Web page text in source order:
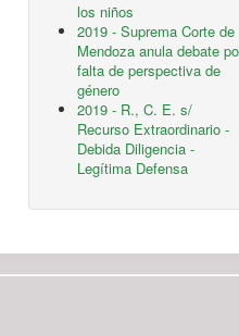
los niños
2019 - Suprema Corte de
Mendoza anula debate
falta de perspectiva de
género
2019 - R., C. E. s/
Recurso Extraordinario -
Debida Diligencia -
Legítima Defensa